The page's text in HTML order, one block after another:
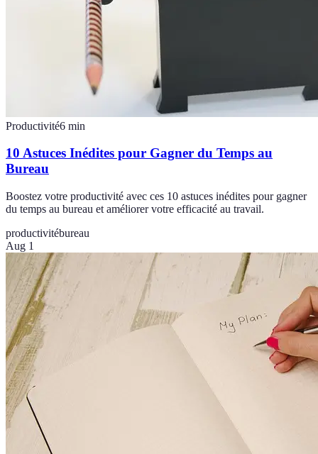
Productivité6 min
10 Astuces Inédites pour Gagner du Temps au
Bureau
Boostez votre productivité avec ces 10 astuces inédites pour gagner
du temps au bureau et améliorer votre efficacité au travail.
productivitébureau
Aug 1